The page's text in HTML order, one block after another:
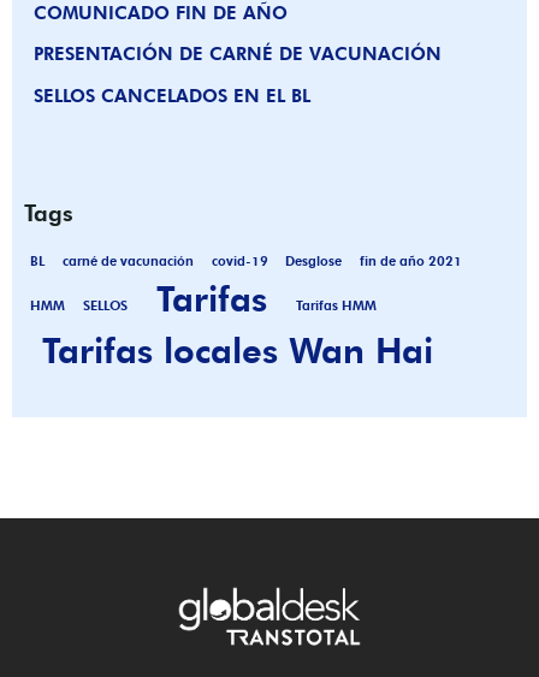
COMUNICADO FIN DE AÑO
PRESENTACIÓN DE CARNÉ DE VACUNACIÓN
SELLOS CANCELADOS EN EL BL
Tags
BL carné de vacunación covid-19 Desglose fin de año 2021
HMM SELLOS Tarifas Tarifas HMM
Tarifas locales Wan Hai